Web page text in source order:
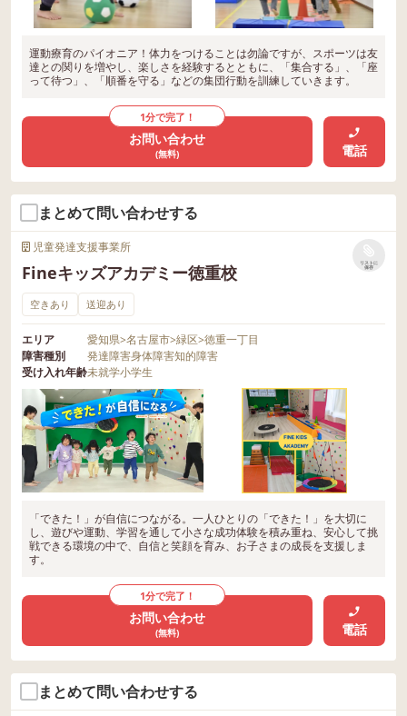
運動療育のパイオニア！体力をつけることは勿論ですが、スポーツは友
達との関りを増やし、楽しさを経験するとともに、「集合する」、「座
って待つ」、「順番を守る」などの集団行動を訓練していきます。
1分で完了！
お問い合わせ
(無料) 電話
まとめて問い合わせする
児童発達支援事業所
Fineキッズアカデミー徳重校
リストに
保存
空きあり 送迎あり
エリア 愛知県>名古屋市>緑区>徳重一丁目
障害種別
発達障害身体障害知的障害
受け入れ年齢未就学小学生
「できた！」が自信につながる。一人ひとりの「できた！」を大切に
し、遊びや運動、学習を通して小さな成功体験を積み重ね、安心して挑
戦できる環境の中で、自信と笑顔を育み、お子さまの成長を支援しま
す。
1分で完了！
お問い合わせ
(無料) 電話
まとめて問い合わせする